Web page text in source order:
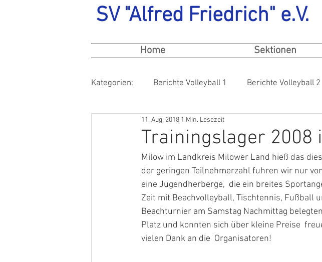
SV "Alfred Friedrich" e.V.
Home Sektionen
Kategorien: Berichte Volleyball 1 Berichte Volleyball 2
Trainingslager 2008
11. Aug. 2018 1 Min. Lesezeit
Milow im Landkreis Milower Land hieß das
der geringen Teilnehmerzahl fuhren wir nur
eine Jugendherberge,  die ein breites
Zeit mit Beachvolleyball, Tischtennis, Fußball
Beachturnier am Samstag Nachmittag
Platz und konnten sich über kleine Preise
vielen Dank an die  Organisatoren!